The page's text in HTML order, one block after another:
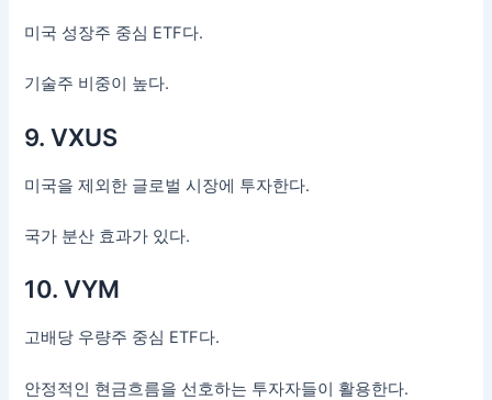
미국 성장주 중심 ETF다.
기술주 비중이 높다.
9. VXUS
미국을 제외한 글로벌 시장에 투자한다.
국가 분산 효과가 있다.
10. VYM
고배당 우량주 중심 ETF다.
안정적인 현금흐름을 선호하는 투자자들이 활용한다.